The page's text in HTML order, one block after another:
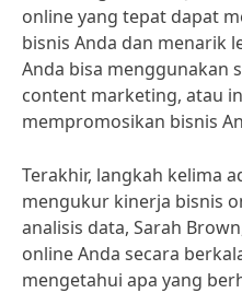
online yang tepat dapat
bisnis Anda dan menarik
Anda bisa menggunakan
content marketing, atau
mempromosikan bisnis
Terakhir, langkah kelima
mengukur kinerja bisnis
analisis data, Sarah
online Anda secara
mengetahui apa yang